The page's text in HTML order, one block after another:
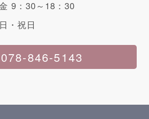
9：30～18：30
・祝日
078-846-5143